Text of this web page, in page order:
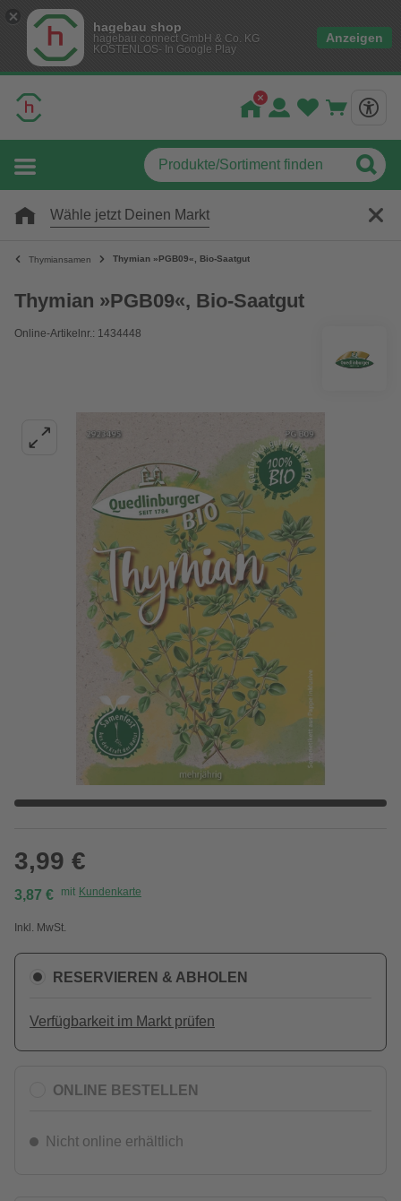
hagebau shop
hagebau connect GmbH & Co. KG
KOSTENLOS- In Google Play
Anzeigen
Wähle jetzt Deinen Markt
Thymiansamen Thymian »PGB09«, Bio-Saatgut
Thymian »PGB09«, Bio-Saatgut
Online-Artikelnr.: 1434448
3,99 €
3,87 € mit Kundenkarte
Inkl. MwSt.
RESERVIEREN & ABHOLEN
Verfügbarkeit im Markt prüfen
ONLINE BESTELLEN
Nicht online erhältlich